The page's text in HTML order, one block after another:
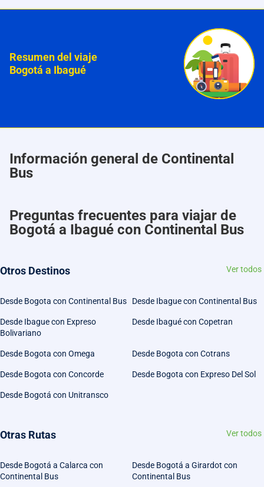
Resumen del viaje
Bogotá a Ibagué
Información general de Continental
Bus
Preguntas frecuentes para viajar de
Bogotá a Ibagué con Continental Bus
Otros Destinos Ver todos
Desde Bogota con Continental Bus Desde Ibague con Continental Bus
Desde Ibague con Expreso
Bolivariano
Desde Ibagué con Copetran
Desde Bogota con Omega Desde Bogota con Cotrans
Desde Bogota con Concorde Desde Bogota con Expreso Del Sol
Desde Bogotá con Unitransco
Otras Rutas Ver todos
Desde Bogotá a Calarca con
Continental Bus
Desde Bogotá a Girardot con
Continental Bus